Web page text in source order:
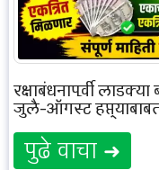
रक्षाबंधनापूर्वी
जुलै-ऑगस्ट
पुढे वाचा ➜